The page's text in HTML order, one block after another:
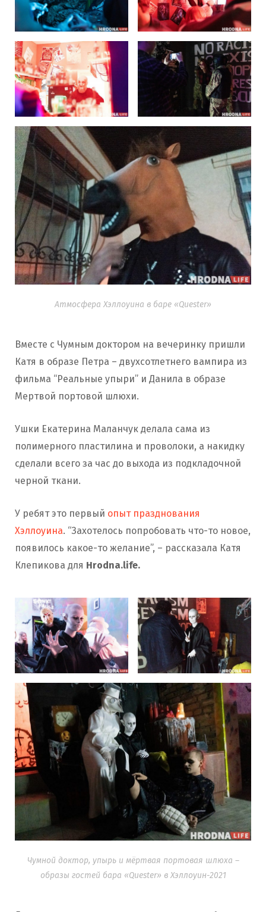
Атмосфера Хэллоуина в баре «Quester»
Вместе с Чумным доктором на вечеринку пришли
Катя в образе Петра – двухсотлетнего вампира из
фильма “Реальные упыри” и Данила в образе
Мертвой портовой шлюхи.
Ушки Екатерина Маланчук делала сама из
полимерного пластилина и проволоки, а накидку
сделали всего за час до выхода из подкладочной
черной ткани.
У ребят это первый опыт празднования
Хэллоуина. “Захотелось попробовать что-то новое,
появилось какое-то желание”, – рассказала Катя
Клепикова для Hrodna.life.
Чумной доктор, упырь и мёртвая портовая шлюха –
образы гостей бара «Quester» в Хэллоуин-2021